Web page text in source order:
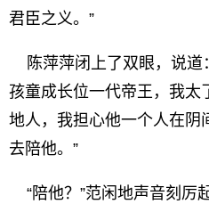
君臣之义。”
陈萍萍闭上了双眼，说道
孩童成长位一代帝王，我太
地人，我担心他一个人在阴
去陪他。”
“陪他？”范闲地声音刻厉